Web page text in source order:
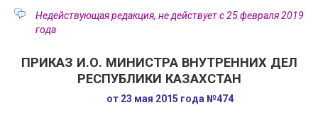
Недействующая редакция, не действует с 25 февраля 2019
года
ПРИКАЗ И.О. МИНИСТРА ВНУТРЕННИХ ДЕЛ
РЕСПУБЛИКИ КАЗАХСТАН
от 23 мая 2015 года №474